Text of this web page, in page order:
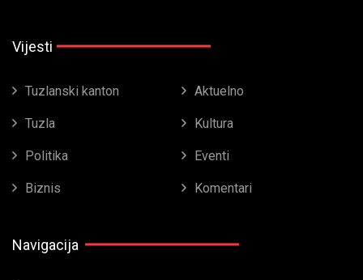
Vijesti
Tuzlanski kanton Aktuelno
Tuzla Kultura
Politika Eventi
Biznis Komentari
Navigacija